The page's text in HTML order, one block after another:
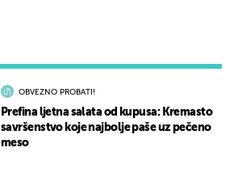
OBVEZNO PROBATI!
Prefina ljetna salata od kupusa: Kremasto
savršenstvo koje najbolje paše uz pečeno
meso